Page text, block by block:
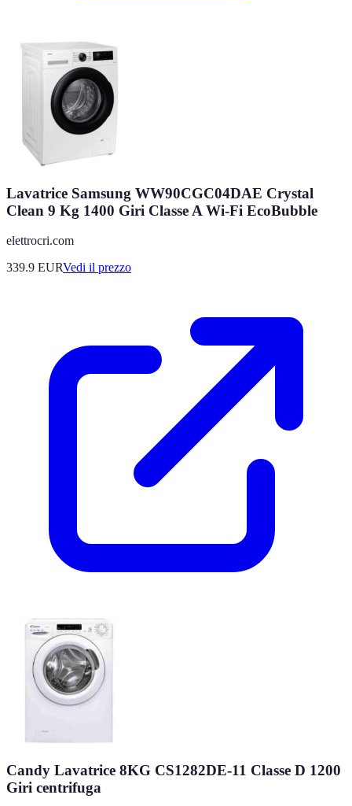
Lavatrice Samsung WW90CGC04DAE Crystal
Clean 9 Kg 1400 Giri Classe A Wi-Fi EcoBubble
elettrocri.com
339.9 EURVedi il prezzo
Candy Lavatrice 8KG CS1282DE-11 Classe D 1200
Giri centrifuga